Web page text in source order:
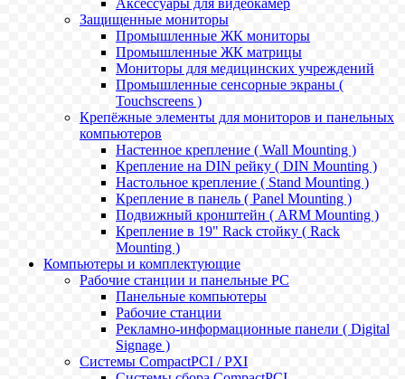
Аксессуары для видеокамер
Защищенные мониторы
Промышленные ЖК мониторы
Промышленные ЖК матрицы
Мониторы для медицинских учреждений
Промышленные сенсорные экраны (
Touchscreens )
Крепёжные элементы для мониторов и панельных
компьютеров
Настенное крепление ( Wall Mounting )
Крепление на DIN рейку ( DIN Mounting )
Настольное крепление ( Stand Mounting )
Крепление в панель ( Panel Mounting )
Подвижный кронштейн ( ARM Mounting )
Крепление в 19" Rack стойку ( Rack
Mounting )
Компьютеры и комплектующие
Рабочие станции и панельные РС
Панельные компьютеры
Рабочие станции
Рекламно-информационные панели ( Digital
Signage )
Системы CompactPCI / PXI